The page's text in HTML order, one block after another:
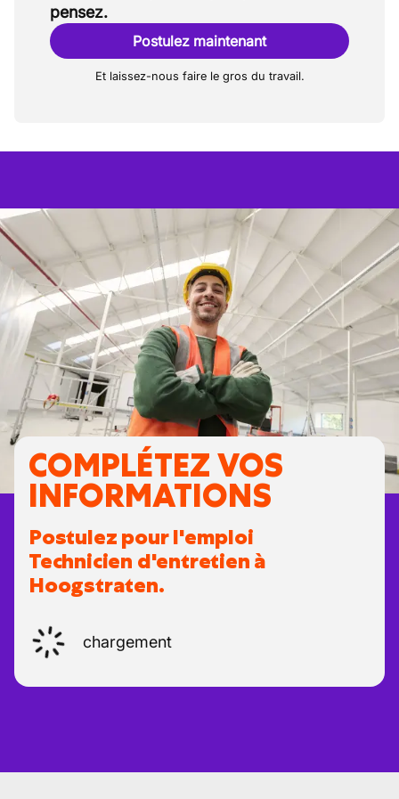
pensez.
Postulez maintenant
Et laissez-nous faire le gros du travail.
COMPLÉTEZ VOS
INFORMATIONS
Postulez pour l'emploi
Technicien d'entretien à
Hoogstraten.
chargement